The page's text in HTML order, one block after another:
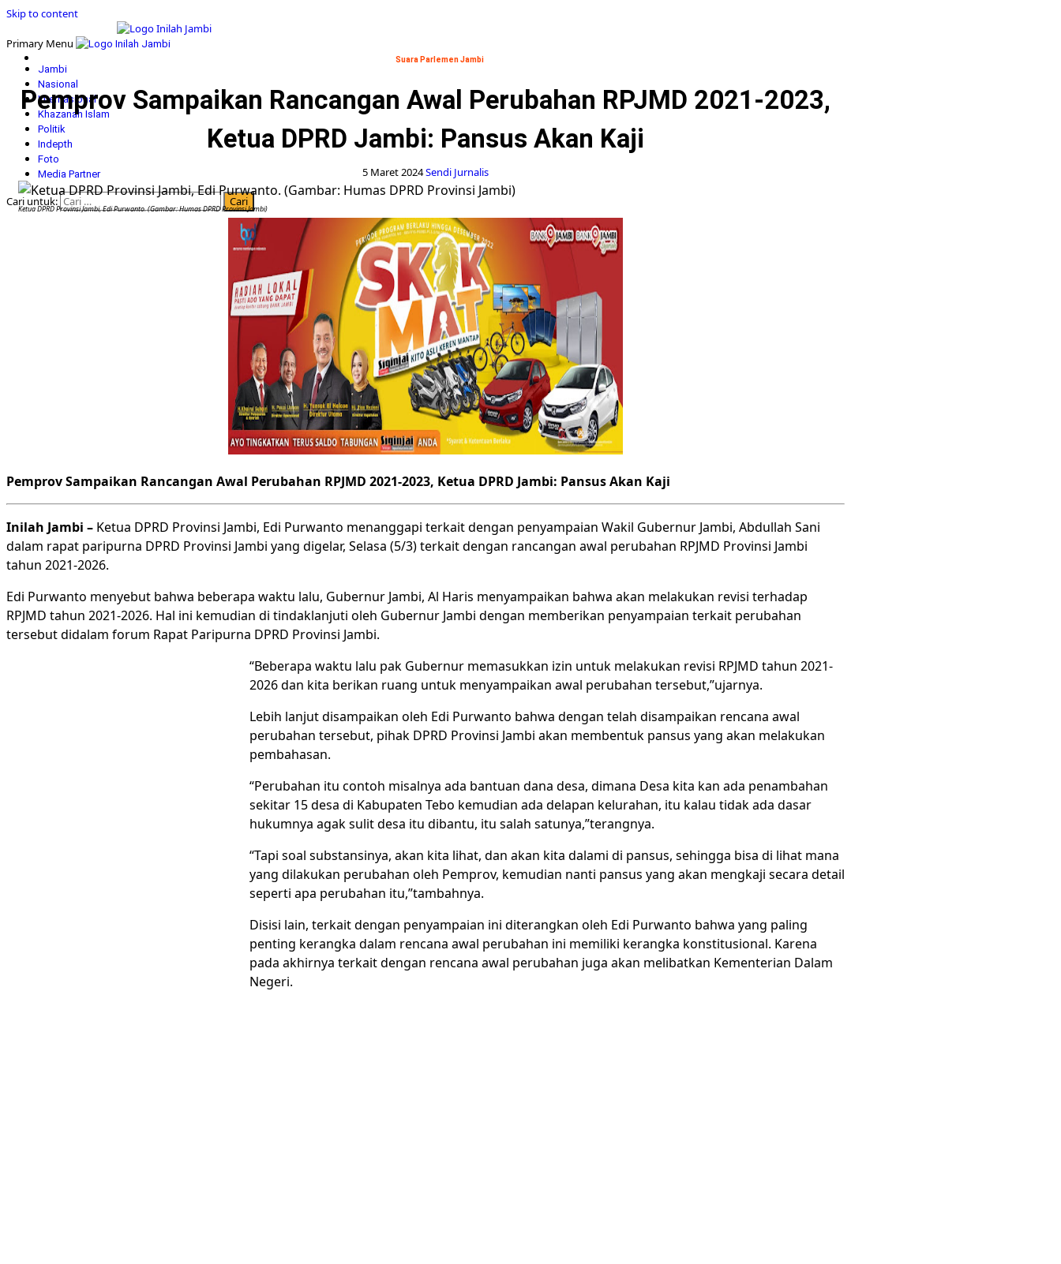
Skip to content
Primary Menu
Jambi
Nasional
Internasional
Khazanah Islam
Politik
Indepth
Foto
Media Partner
Cari untuk:
Suara Parlemen Jambi
Pemprov Sampaikan Rancangan Awal Perubahan RPJMD 2021-2023,
Ketua DPRD Jambi: Pansus Akan Kaji
5 Maret 2024Sendi Jurnalis
Ketua DPRD Provinsi Jambi, Edi Purwanto. (Gambar: Humas DPRD Provinsi Jambi)
Pemprov Sampaikan Rancangan Awal Perubahan RPJMD 2021-2023, Ketua DPRD Jambi: Pansus Akan Kaji
Inilah Jambi – Ketua DPRD Provinsi Jambi, Edi Purwanto menanggapi terkait dengan penyampaian Wakil Gubernur Jambi, Abdullah Sani
dalam rapat paripurna DPRD Provinsi Jambi yang digelar, Selasa (5/3) terkait dengan rancangan awal perubahan RPJMD Provinsi Jambi
tahun 2021-2026.
Edi Purwanto menyebut bahwa beberapa waktu lalu, Gubernur Jambi, Al Haris menyampaikan bahwa akan melakukan revisi terhadap
RPJMD tahun 2021-2026. Hal ini kemudian di tindaklanjuti oleh Gubernur Jambi dengan memberikan penyampaian terkait perubahan
tersebut didalam forum Rapat Paripurna DPRD Provinsi Jambi.
“Beberapa waktu lalu pak Gubernur memasukkan izin untuk melakukan revisi RPJMD tahun 2021-
2026 dan kita berikan ruang untuk menyampaikan awal perubahan tersebut,”ujarnya.
Lebih lanjut disampaikan oleh Edi Purwanto bahwa dengan telah disampaikan rencana awal
perubahan tersebut, pihak DPRD Provinsi Jambi akan membentuk pansus yang akan melakukan
pembahasan.
“Perubahan itu contoh misalnya ada bantuan dana desa, dimana Desa kita kan ada penambahan
sekitar 15 desa di Kabupaten Tebo kemudian ada delapan kelurahan, itu kalau tidak ada dasar
hukumnya agak sulit desa itu dibantu, itu salah satunya,”terangnya.
“Tapi soal substansinya, akan kita lihat, dan akan kita dalami di pansus, sehingga bisa di lihat mana
yang dilakukan perubahan oleh Pemprov, kemudian nanti pansus yang akan mengkaji secara detail
seperti apa perubahan itu,”tambahnya.
Disisi lain, terkait dengan penyampaian ini diterangkan oleh Edi Purwanto bahwa yang paling
penting kerangka dalam rencana awal perubahan ini memiliki kerangka konstitusional. Karena
pada akhirnya terkait dengan rencana awal perubahan juga akan melibatkan Kementerian Dalam
Negeri.